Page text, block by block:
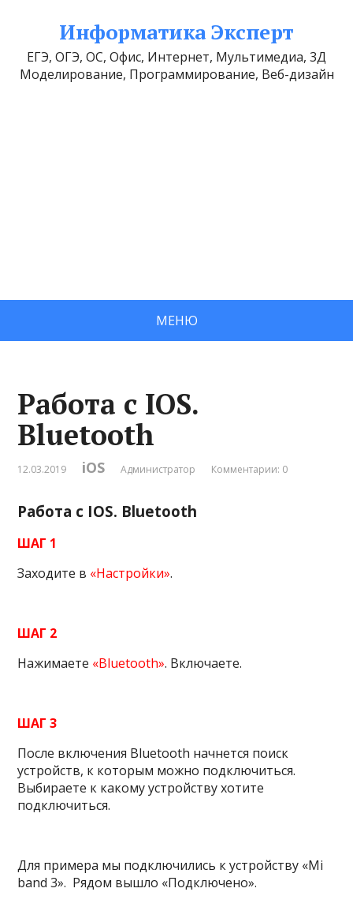
Информатика Эксперт
ЕГЭ, ОГЭ, ОС, Офис, Интернет, Мультимедиа, 3Д
Моделирование, Программирование, Веб-дизайн
МЕНЮ
Работа с IOS.
Bluetooth
12.03.2019 iOS Администратор Комментарии: 0
Работа с IOS. Bluetooth
ШАГ 1
Заходите в «Настройки».
ШАГ 2
Нажимаете «Bluetooth». Включаете.
ШАГ 3
После включения Bluetooth начнется поиск
устройств, к которым можно подключиться.
Выбираете к какому устройству хотите
подключиться.
Для примера мы подключились к устройству «Mi
band 3». Рядом вышло «Подключено».